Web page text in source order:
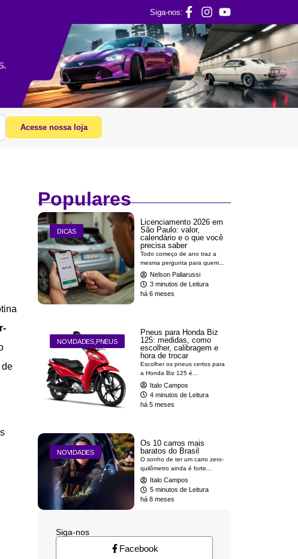
Siga-nos:
Acesse nossa loja
de
Populares
DICAS
Licenciamento 2026 em
São Paulo: valor,
calendário e o que você
precisa saber
Todo começo de ano traz a
mesma pergunta para quem...
Nelson Paliarussi
3 minutos de Leitura
há 6 meses
NOVIDADES PNEUS
Pneus para Honda Biz
125: medidas, como
escolher, calibragem e
hora de trocar
Escolher os pneus certos para
a Honda Biz 125 é...
Italo Campos
4 minutos de Leitura
há 5 meses
NOVIDADES
Os 10 carros mais
baratos do Brasil
O sonho de ter um carro zero-
quilômetro ainda é forte...
Italo Campos
5 minutos de Leitura
há 8 meses
Siga-nos
Facebook